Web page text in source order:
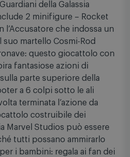
della Galassia
2 minifigure – Rocket
l’Accusatore che indossa un
martello Cosmi-Rod
questo giocattolo con
fantasiose azioni di
parte superiore della
a 6 colpi sotto le ali
terminata l’azione da
costruibile dei
Marvel Studios può essere
tutti possano ammirarlo
i bambini: regala ai fan dei